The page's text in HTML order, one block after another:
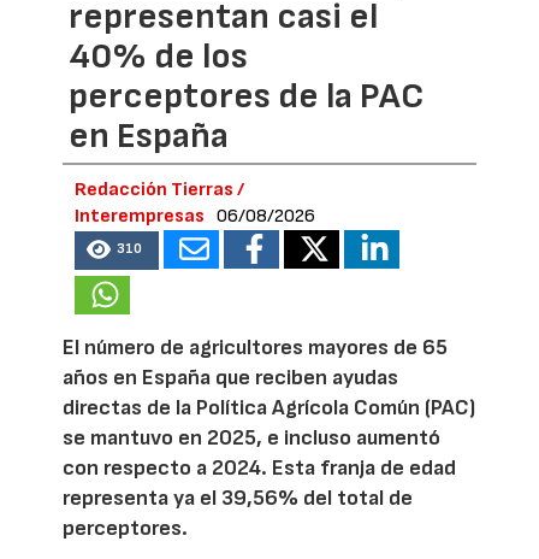
representan casi el
40% de los
perceptores de la PAC
en España
Redacción Tierras /
Interempresas
06/08/2026
310
El número de agricultores mayores de 65
años en España que reciben ayudas
directas de la Política Agrícola Común (PAC)
se mantuvo en 2025, e incluso aumentó
con respecto a 2024. Esta franja de edad
representa ya el 39,56% del total de
perceptores.